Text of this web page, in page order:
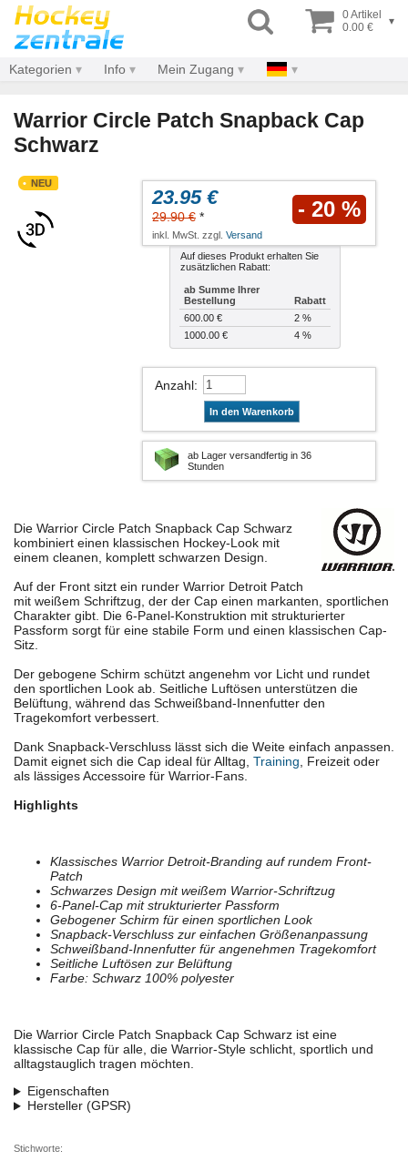
0 Artikel
0.00 €
▾
Kategorien Info Mein Zugang
Warrior Circle Patch Snapback Cap
Schwarz
NEU
23.95 €
29.90 € * - 20 %
inkl. MwSt. zzgl. Versand
Auf dieses Produkt erhalten Sie
zusätzlichen Rabatt:
ab Summe Ihrer
Bestellung
Rabatt
600.00 €
2 %
1000.00 €
4 %
Anzahl:
In den Warenkorb
ab Lager versandfertig in 36
Stunden
Die Warrior Circle Patch Snapback Cap Schwarz
kombiniert einen klassischen Hockey-Look mit
einem cleanen, komplett schwarzen Design.
Auf der Front sitzt ein runder Warrior Detroit Patch
mit weißem Schriftzug, der der Cap einen markanten, sportlichen
Charakter gibt. Die 6-Panel-Konstruktion mit strukturierter
Passform sorgt für eine stabile Form und einen klassischen Cap-
Sitz.
Der gebogene Schirm schützt angenehm vor Licht und rundet
den sportlichen Look ab. Seitliche Luftösen unterstützen die
Belüftung, während das Schweißband-Innenfutter den
Tragekomfort verbessert.
Dank Snapback-Verschluss lässt sich die Weite einfach anpassen.
Damit eignet sich die Cap ideal für Alltag, Training, Freizeit oder
als lässiges Accessoire für Warrior-Fans.
Highlights
Klassisches Warrior Detroit-Branding auf rundem Front-
Patch
Schwarzes Design mit weißem Warrior-Schriftzug
6-Panel-Cap mit strukturierter Passform
Gebogener Schirm für einen sportlichen Look
Snapback-Verschluss zur einfachen Größenanpassung
Schweißband-Innenfutter für angenehmen Tragekomfort
Seitliche Luftösen zur Belüftung
Farbe: Schwarz 100% polyester
Die Warrior Circle Patch Snapback Cap Schwarz ist eine
klassische Cap für alle, die Warrior-Style schlicht, sportlich und
alltagstauglich tragen möchten.
Eigenschaften
Hersteller (GPSR)
Stichworte: